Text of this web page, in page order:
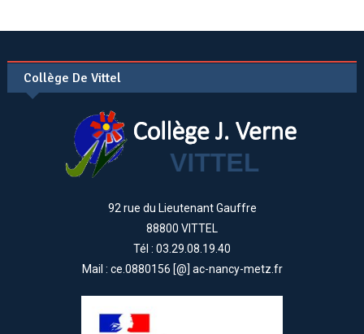
Collège De Vittel
92 rue du Lieutenant Gauffre
88800 VITTEL
Tél : 03.29.08.19.40
Mail : ce.0880156 [@] ac-nancy-metz.fr